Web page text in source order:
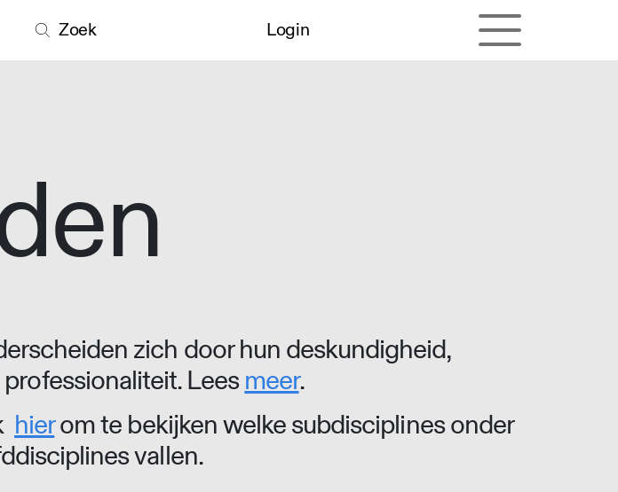
Zoek Login
zich door hun deskundigheid,
Leesmeer.
hierom te bekijken welke subdisciplines onder
vallen.